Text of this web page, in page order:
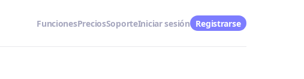
FuncionesPreciosSoporteIniciar sesión Registrarse